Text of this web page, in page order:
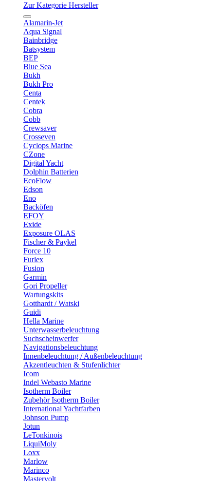
Zur Kategorie Hersteller
Alamarin-Jet
Aqua Signal
Bainbridge
Batsystem
BEP
Blue Sea
Bukh
Bukh Pro
Centa
Centek
Cobra
Cobb
Crewsaver
Crosseven
Cyclops Marine
CZone
Digital Yacht
Dolphin Batterien
EcoFlow
Edson
Eno
Backöfen
EFOY
Exide
Exposure OLAS
Fischer & Paykel
Force 10
Furlex
Fusion
Garmin
Gori Propeller
Wartungskits
Gotthardt / Watski
Guidi
Hella Marine
Unterwasserbeleuchtung
Suchscheinwerfer
Navigationsbeleuchtung
Innenbeleuchtung / Außenbeleuchtung
Akzentleuchten & Stufenlichter
Icom
Indel Webasto Marine
Isotherm Boiler
Zubehör Isotherm Boiler
International Yachtfarben
Johnson Pump
Jotun
LeTonkinois
LiquiMoly
Loxx
Marlow
Marinco
Mastervolt